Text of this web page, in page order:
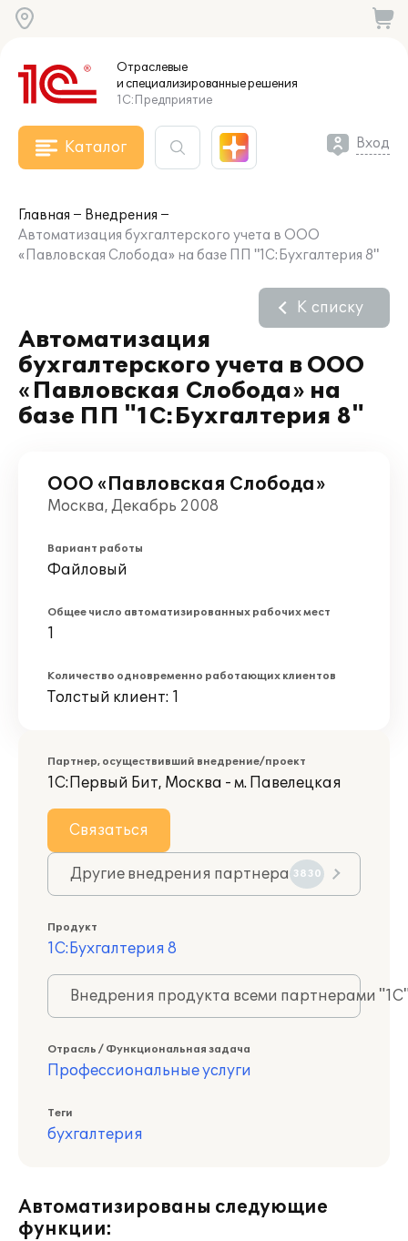
Отраслевые
и специализированныерешения
1С:Предприятие
Каталог Вход
Главная
Внедрения
Автоматизация бухгалтерского учета в ООО
«Павловская Слобода» на базе ПП "1С:Бухгалтерия 8"
Автоматизация
бухгалтерского учета в ООО
«Павловская Слобода» на
базе ПП "1С:Бухгалтерия 8"
К списку
ООО «Павловская Слобода»
Москва, Декабрь 2008
Вариант работы
Файловый
Общее число автоматизированных рабочих мест
1
Количество одновременно работающих клиентов
Толстый клиент: 1
Партнер, осуществивший внедрение/проект
1С:Первый Бит, Москва - м. Павелецкая
Связаться
Другие внедрения партнера 3830
Продукт
1С:Бухгалтерия 8
Внедрения продукта всеми партнерами
Отрасль / Функциональная задача
Профессиональные услуги
Теги
бухгалтерия
Автоматизированы следующие
функции: